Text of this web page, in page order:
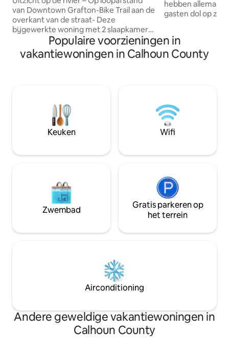
van Downtown Grafton-Bike Trail aan de
overkant van de straat- Deze
bijgewerkte woning met 2 slaapkamers
en 2 badkamers biedt gedetailleerde
afwerkingen en een ontspannend
uitzicht op de rivier. Met twee
patio's en een grote afgeschermde
veranda. Deze woning ligt op slechts
een korte wandeling van de winkels,
restaurants en de rivier in het centrum
van comfort en gemak.
hebben allemaal
gasten dol op
en schommels
*gratis koffie,
chocolademelk
dutjes,
*Op loopafstand
Coastal/Fountain
Populaire voorzieningen in
vakantiewoningen in Calhoun County
Keuken Wifi
Zwembad
Gratis parkeren op
het terrein
Airconditioning
Andere geweldige vakantiewoningen in
Calhoun County